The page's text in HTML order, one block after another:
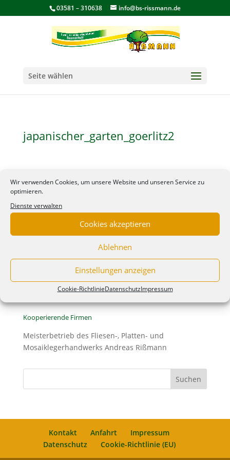
Wir verwenden Cookies, um unsere Website und unseren Service zu
optimieren.
Dienste verwalten
Cookies akzeptieren
Ablehnen
Einstellungen anzeigen
Cookie-RichtlinieDatenschutzImpressum
03581 – 310638 info@bs-rissmann.de
Seite wählen
japanischer_garten_goerlitz2
Kontakt
Frank Rißmann e.K.
Königshainer Weg 48
02829 Schöpstal OT Ebersbach
Telefon Verkauf: 03581-766671
E-Mail: info@bs-rissmann.de
Kooperierende Firmen
Meisterbetrieb des Fliesen-, Platten- und
Mosaiklegerhandwerks Andreas Rißmann
Kontakt Anfahrt
Impressum
Datenschutz
Cookie-Richtlinie (EU)